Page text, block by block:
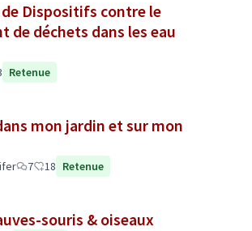
Dispositifs contre le
de déchets dans les eau
Retenue
mon jardin et sur mon
7 18 Retenue
souris & oiseaux